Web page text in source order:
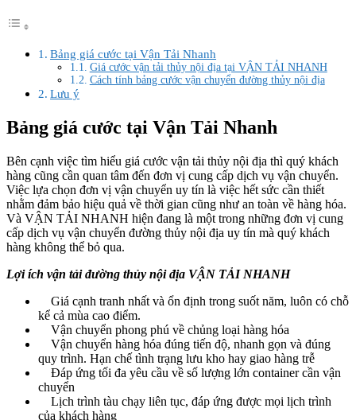
Bảng giá cước tại Vận Tải Nhanh
Giá cước vận tải thủy nội địa tại VẬN TẢI NHANH
Cách tính bảng cước vận chuyển đường thủy nội địa
Lưu ý
Bảng giá cước tại Vận Tải Nhanh
Bên cạnh việc tìm hiểu giá cước vận tải thủy nội địa thì quý khách
hàng cũng cần quan tâm đến đơn vị cung cấp dịch vụ vận chuyển.
Việc lựa chọn đơn vị vận chuyển uy tín là việc hết sức cần thiết
nhằm đảm bảo hiệu quả về thời gian cũng như an toàn về hàng hóa.
Và VẬN TẢI NHANH hiện đang là một trong những đơn vị cung
cấp dịch vụ vận chuyển đường thủy nội địa uy tín mà quý khách
hàng không thể bỏ qua.
Lợi ích vận tải đường thủy nội địa VẬN TẢI NHANH
Giá cạnh tranh nhất và ổn định trong suốt năm, luôn có chỗ
kể cả mùa cao điểm.
Vận chuyển phong phú về chủng loại hàng hóa
Vận chuyển hàng hóa đúng tiến độ, nhanh gọn và đúng
quy trình. Hạn chế tình trạng lưu kho hay giao hàng trễ
Đáp ứng tối đa yêu cầu về số lượng lớn container cần vận
chuyển
Lịch trình tàu chạy liên tục, đáp ứng được mọi lịch trình
của khách hàng